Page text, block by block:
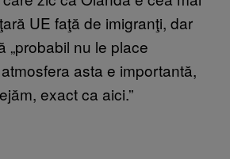
UE faţă de imigranţi, dar
„probabil nu le place
asta e importantă,
exact ca aici.”